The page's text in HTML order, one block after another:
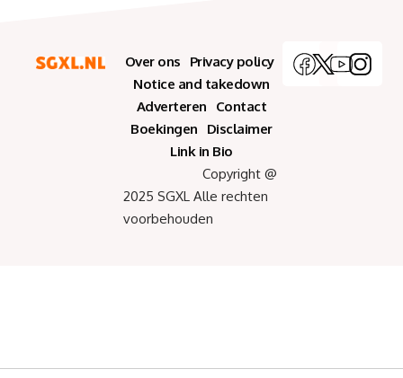
Over ons
Privacy policy
Notice and takedown
Adverteren
Contact
Boekingen
Disclaimer
Link in Bio
Copyright @
2025 SGXL Alle rechten
voorbehouden